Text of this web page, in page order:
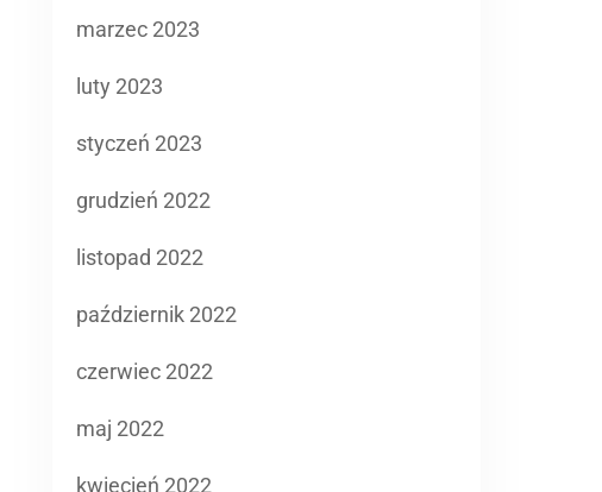
marzec 2023
luty 2023
styczeń 2023
grudzień 2022
listopad 2022
październik 2022
czerwiec 2022
maj 2022
kwiecień 2022